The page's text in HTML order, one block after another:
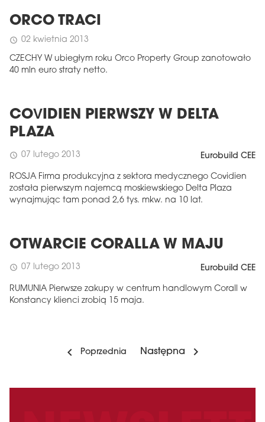
ORCO TRACI
schedule 02 kwietnia 2013
CZECHY W ubiegłym roku Orco Property Group zanotowało
40 mln euro straty netto.
COVIDIEN PIERWSZY W DELTA
PLAZA
schedule 07 lutego 2013 Eurobuild CEE
ROSJA Firma produkcyjna z sektora medycznego Covidien
została pierwszym najemcą moskiewskiego Delta Plaza
wynajmując tam ponad 2,6 tys. mkw. na 10 lat.
OTWARCIE CORALLA W MAJU
schedule 07 lutego 2013 Eurobuild CEE
RUMUNIA Pierwsze zakupy w centrum handlowym Corall w
Konstancy klienci zrobią 15 maja.
Poprzednia Następna